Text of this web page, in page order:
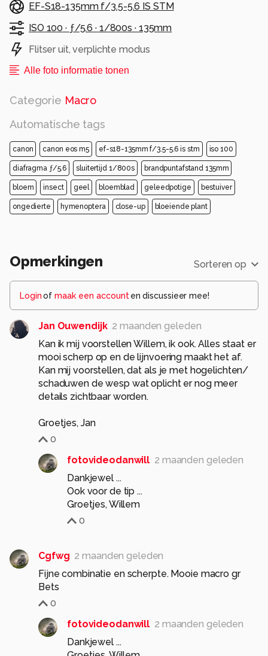
EF-S18-135mm f/3.5-5.6 IS STM
ISO 100 · ƒ/5.6 · 1/800s · 135mm
Flitser uit, verplichte modus
Alle foto informatie tonen
Categorie Macro
Automatische tags
canon canon eos m5 ef-s18-135mm f/3.5-5.6 is stm iso 100
diafragma ƒ/5.6 sluitertijd 1/800s brandpuntafstand 135mm
bloem insect geel bloemblad geleedpotige bestuiver
ongedierte hymenoptera close-up bloeiende plant
Opmerkingen Sorteren op
Loginof maak een account en discussieer mee!
Jan Ouwendijk 2 maanden geleden
Kan ik mij voorstellen Willem, ik ook. Alles staat er
mooi scherp op en de lijnvoering maakt het af.
Kan mij voorstellen, dat als je met hogelichten/
schaduwen de wesp wat oplicht er nog meer
details zichtbaar worden.
Groetjes, Jan
0
fotovideodanwill 2 maanden geleden
Dankjewel ...
Ook voor de tip ...
Groetjes, Willem
0
Cgfwg 2 maanden geleden
Fijne combinatie en scherpte. Mooie macro gr
Bets
0
fotovideodanwill 2 maanden geleden
Dankjewel ...